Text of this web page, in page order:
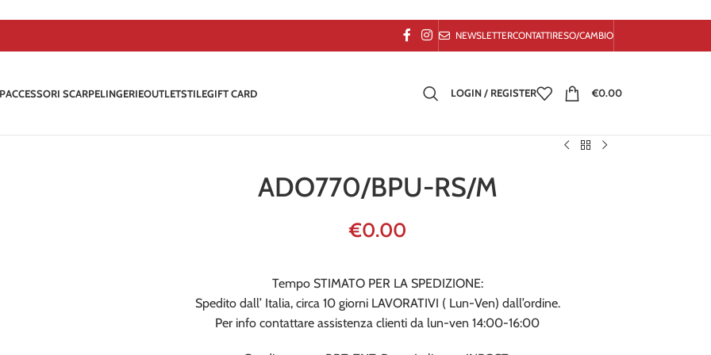
NEWSLETTERCONTATTIRESO/CAMBIO
ACCESSORI SCARPELINGERIEOUTLETSTILEGIFT CARD LOGIN / REGISTER €0.00
ADO770/BPU-RS/M
€0.00
Tempo STIMATO PER LA SPEDIZIONE:
Spedito dall’ Italia, circa 10 giorni LAVORATIVI ( Lun-Ven) dall’ordine.
Per info contattare assistenza clienti da lun-ven 14:00-16:00